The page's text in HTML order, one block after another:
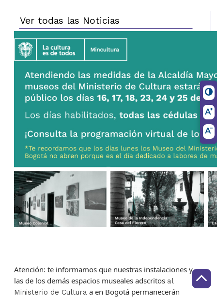
Ver todas las Noticias
Atención: te informamos que nuestras instalaciones y
las de los demás espacios museales adscritos
al
Ministerio de Cultura a en Bogotá permanecerán